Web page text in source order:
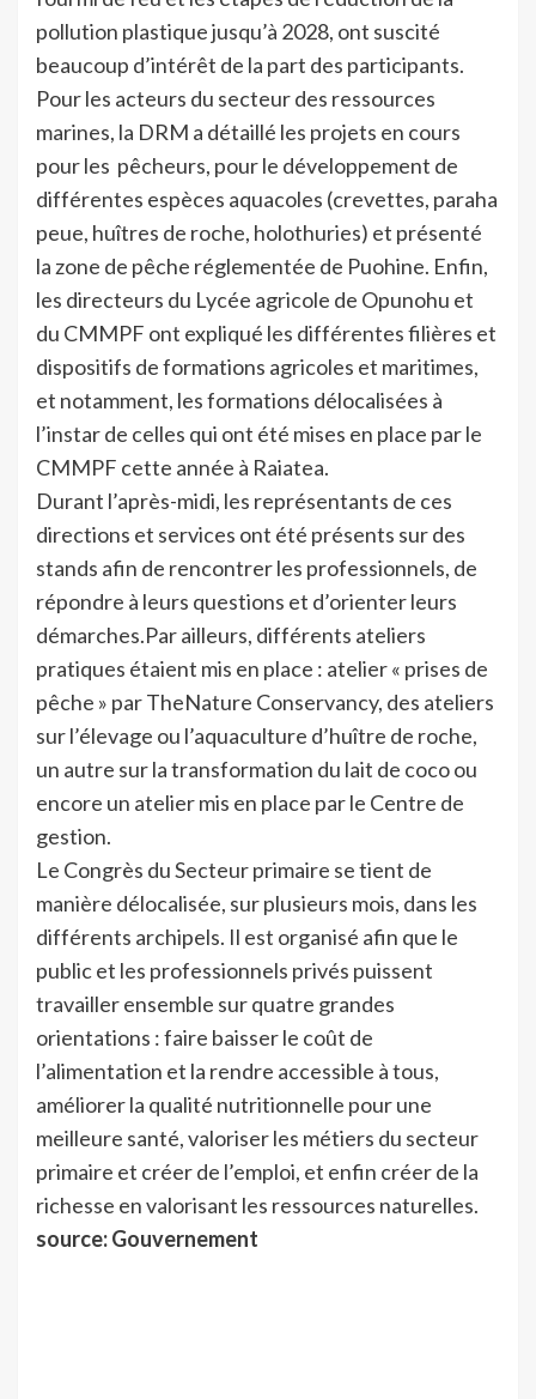
pollution plastique jusqu’à 2028, ont suscité
beaucoup d’intérêt de la part des participants.
Pour les acteurs du secteur des ressources
marines, la DRM a détaillé les projets en cours
pour les pêcheurs, pour le développement de
différentes espèces aquacoles (crevettes, paraha
peue, huîtres de roche, holothuries) et présenté
la zone de pêche réglementée de Puohine. Enfin,
les directeurs du Lycée agricole de Opunohu et
du CMMPF ont expliqué les différentes filières et
dispositifs de formations agricoles et maritimes,
et notamment, les formations délocalisées à
l’instar de celles qui ont été mises en place par le
CMMPF cette année à Raiatea.
Durant l’après-midi, les représentants de ces
directions et services ont été présents sur des
stands afin de rencontrer les professionnels, de
répondre à leurs questions et d’orienter leurs
démarches.Par ailleurs, différents ateliers
pratiques étaient mis en place : atelier « prises de
pêche » par TheNature Conservancy, des ateliers
sur l’élevage ou l’aquaculture d’huître de roche,
un autre sur la transformation du lait de coco ou
encore un atelier mis en place par le Centre de
gestion.
Le Congrès du Secteur primaire se tient de
manière délocalisée, sur plusieurs mois, dans les
différents archipels. Il est organisé afin que le
public et les professionnels privés puissent
travailler ensemble sur quatre grandes
orientations : faire baisser le coût de
l’alimentation et la rendre accessible à tous,
améliorer la qualité nutritionnelle pour une
meilleure santé, valoriser les métiers du secteur
primaire et créer de l’emploi, et enfin créer de la
richesse en valorisant les ressources naturelles.
source: Gouvernement